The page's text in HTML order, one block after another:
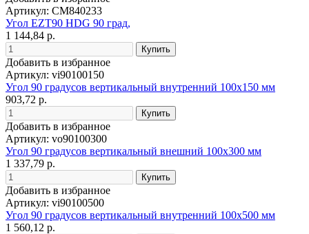
Артикул: CM840233
Угол EZT90 HDG 90 град,
1 144,84 р.
Добавить в избранное
Артикул: vi90100150
Угол 90 градусов вертикальный внутренний 100x150 мм
903,72 р.
Добавить в избранное
Артикул: vo90100300
Угол 90 градусов вертикальный внешний 100x300 мм
1 337,79 р.
Добавить в избранное
Артикул: vi90100500
Угол 90 градусов вертикальный внутренний 100x500 мм
1 560,12 р.